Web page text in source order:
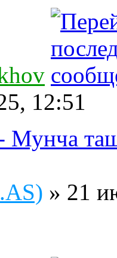
12:51
» 21